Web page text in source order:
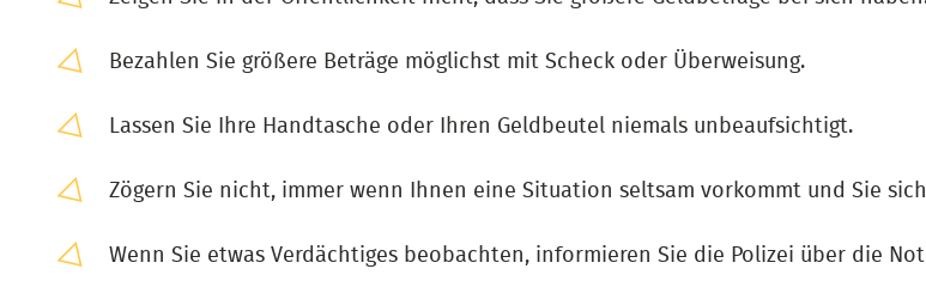
Bezahlen Sie größere Beträge möglichst mit Scheck oder Überweisung.
Lassen Sie Ihre Handtasche oder Ihren Geldbeutel niemals unbeaufsichtigt.
Zögern Sie nicht, immer wenn Ihnen eine Situation seltsam vorkommt und Sie
Wenn Sie etwas Verdächtiges beobachten, informieren Sie die Polizei über die